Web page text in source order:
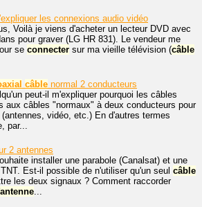
les connexions audio vidéo
Voilà je viens d'acheter un lecteur DVD avec
pour graver (LG HR 831). Le vendeur me
se connecter sur ma vieille télévision (câble
câble normal 2 conducteurs
peut-il m'expliquer pourquoi les câbles
aux câbles "normaux" à deux conducteurs pour
vidéo, etc.) En d'autres termes
par...
2 antennes
installer une parabole (Canalsat) et une
Est-il possible de n'utiliser qu'un seul câble
les deux signaux ? Comment raccorder
antenne...